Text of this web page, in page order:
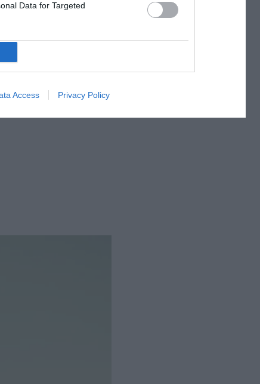
Data for Targeted
Access Privacy Policy